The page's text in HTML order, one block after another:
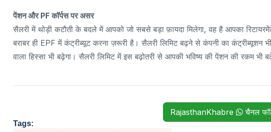
पेंशन और PF कॉर्पस पर असर
सैलरी में थोड़ी कटौती के बदले में आपको जो सबसे बड़ा फ़ायदा मिलेगा, वह है आपका
बराबर ही EPF में कंट्रीब्यूट करना ज़रूरी है। सैलरी लिमिट बढ़ने से कंपनी का कंट्रीब्यूशन
वाला हिस्सा भी बढ़ेगा। सैलरी लिमिट में इस बढ़ोतरी से आपकी भविष्य की पेंशन की रकम भी
RajasthanKhabre चैनल
Tags: